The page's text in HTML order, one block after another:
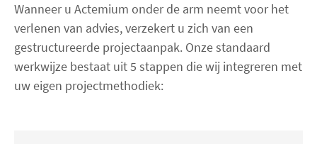
Wanneer u Actemium onder de arm neemt voor het
verlenen van advies, verzekert u zich van een
gestructureerde projectaanpak. Onze standaard
werkwijze bestaat uit 5 stappen die wij integreren met
uw eigen projectmethodiek: